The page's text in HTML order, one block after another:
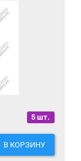
5 шт.
В КОРЗИНУ